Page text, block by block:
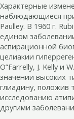
Характерные
наблюдающиеся
Paulley. В 1960 г.
едином
аспирационной
целиакии
O”Farrelly, J. Kelly и
значении высоких
глиадину, положив
исследованию
другими